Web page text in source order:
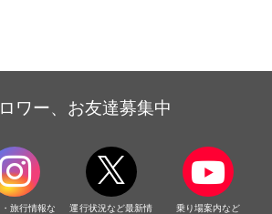
ワー、お友達募集中
旅行情報な
運行状況など最新情
乗り場案内など